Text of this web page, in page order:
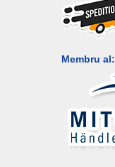
Membru al: